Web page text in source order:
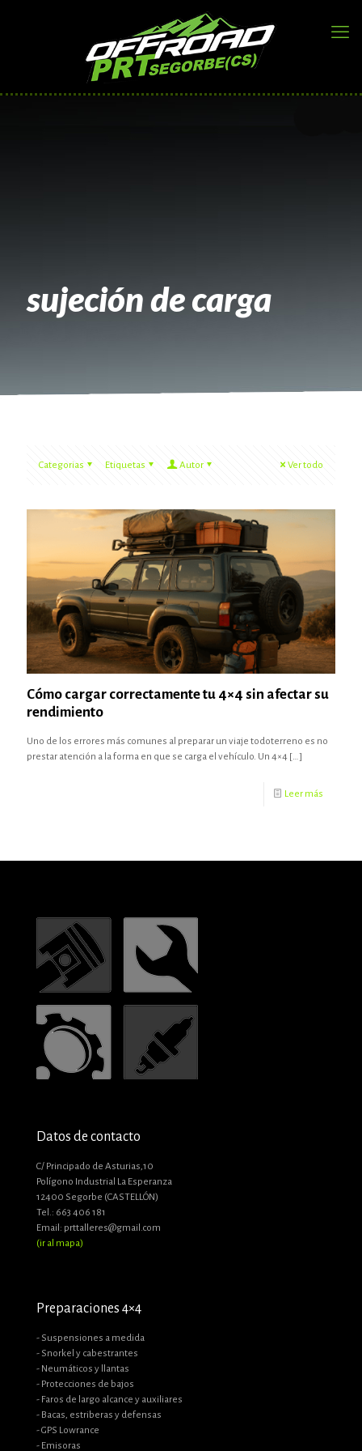
sujeción de carga
Categorias Etiquetas Autor Ver todo
Cómo cargar correctamente tu 4×4 sin afectar su
rendimiento
Uno de los errores más comunes al preparar un viaje todoterreno es no
prestar atención a la forma en que se carga el vehículo. Un 4×4 […]
Leer más
Datos de contacto
C/ Principado de Asturias,10
Polígono Industrial La Esperanza
12400 Segorbe (CASTELLÓN)
Tel.: 663 406 181
Email: prttalleres@gmail.com
(ir al mapa)
Preparaciones 4×4
- Suspensiones a medida
- Snorkel y cabestrantes
- Neumáticos y llantas
- Protecciones de bajos
- Faros de largo alcance y auxiliares
- Bacas, estriberas y defensas
- GPS Lowrance
- Emisoras